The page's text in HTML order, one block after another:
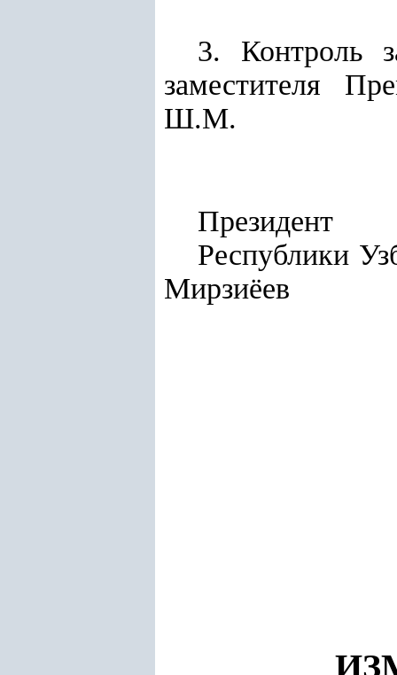
3. Контроль
заместителя
Ш.М.
Президент
Мирзиёев